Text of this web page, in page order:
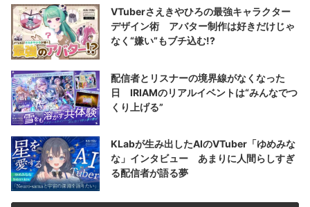
VTuberさえきやひろの最強キャラクター
デザイン術 アバター制作は好きだけじゃ
なく“嫌い”もブチ込む!?
配信者とリスナーの境界線がなくなった
日 IRIAMのリアルイベントは“みんなでつ
くり上げる”
KLabが生み出したAIのVTuber「ゆめみな
な」インタビュー あまりに人間らしすぎ
る配信者が語る夢